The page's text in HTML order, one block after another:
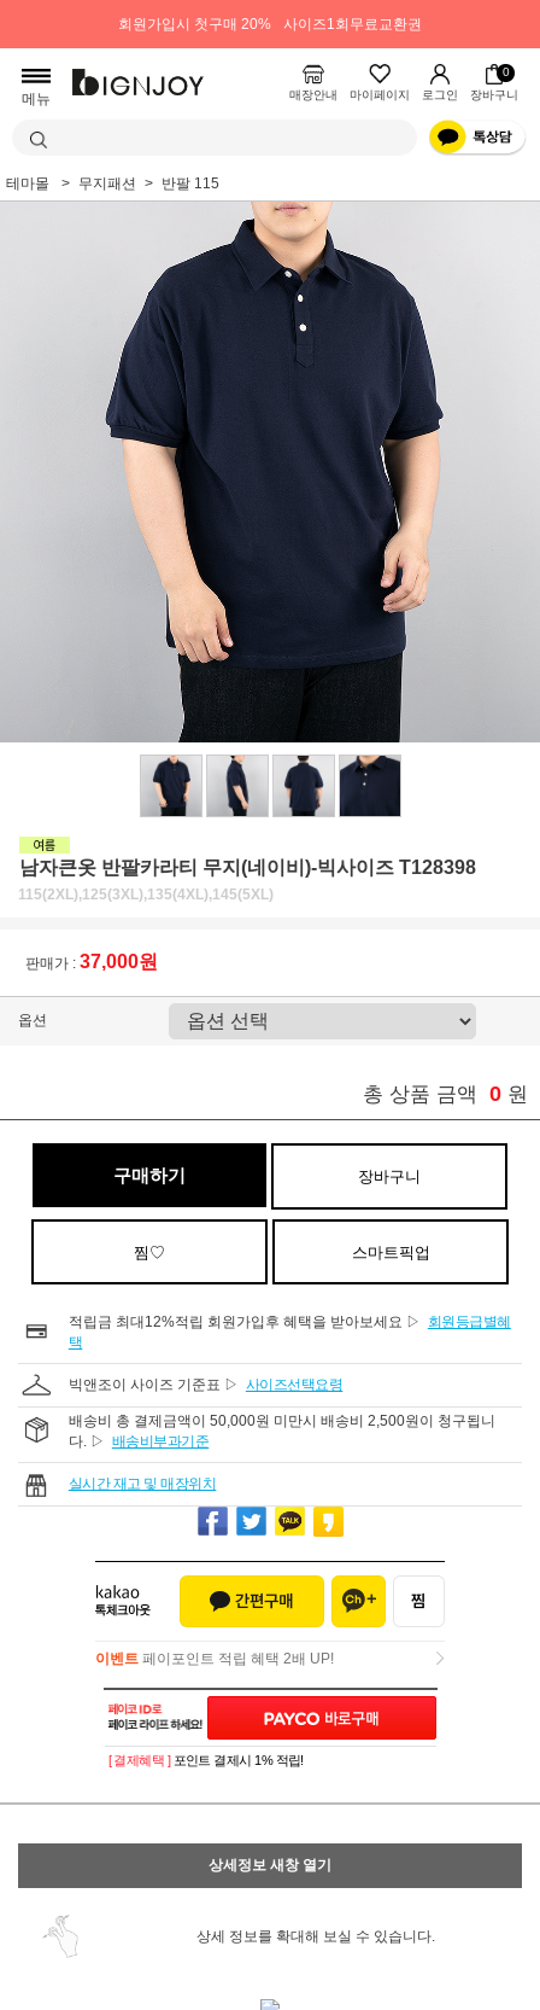
회원가입시 첫구매 20% 사이즈1회무료교환권
메뉴 매장안내 마이페이지 로그인
0
장바구니
테마몰 무지패션 반팔 115
남자큰옷 반팔카라티 무지(네이비)-빅사이즈 T128398
115(2XL),125(3XL),135(4XL),145(5XL)
판매가 : 37,000원
옵션
총 상품 금액 0 원
구매하기 장바구니
찜♡ 스마트픽업
적립금 최대12%적립 회원가입후 혜택을 받아보세요 ▷
회원등급별혜
택
빅앤조이 사이즈 기준표 ▷ 사이즈선택요령
배송비 총 결제금액이 50,000원 미만시 배송비 2,500원이 청구됩니
다. ▷ 배송비부과기준
실시간 재고 및 매장위치
이벤트 페이포인트 적립 혜택 2배 UP!
이벤트페이포인트 적립 혜택 2배 UP!
[ 결제혜택 ] 포인트 결제시 1% 적립!
상세정보 새창 열기
상세 정보를 확대해 보실 수 있습니다.